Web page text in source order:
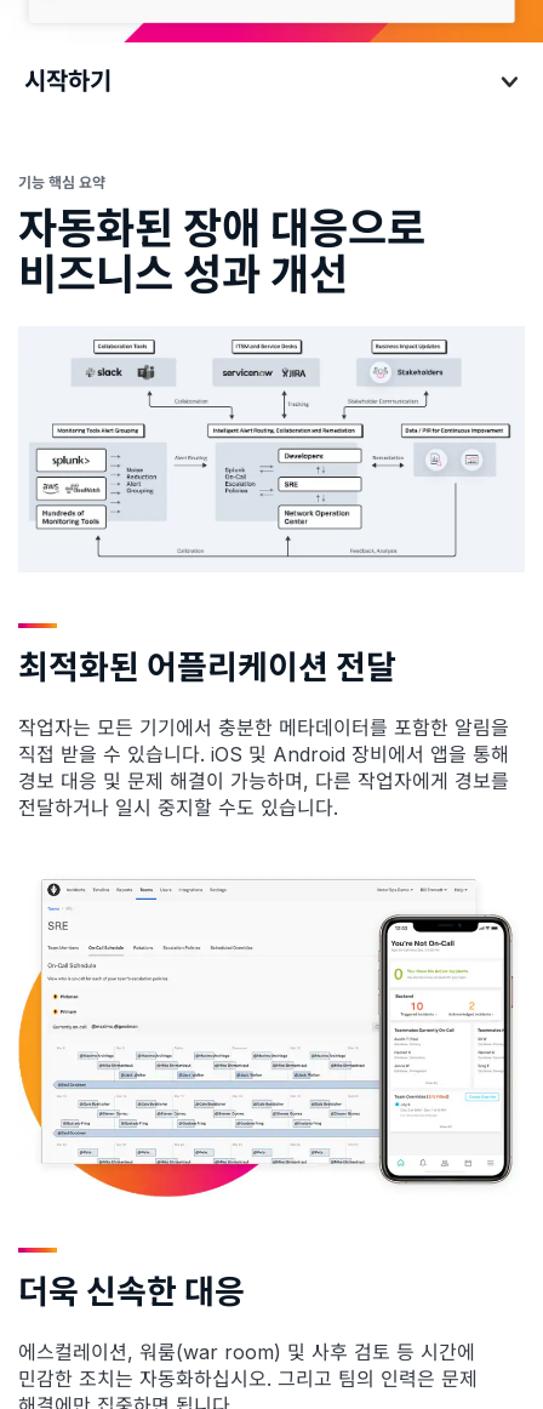
시작하기
기능 핵심 요약
자동화된 장애 대응으로
비즈니스 성과 개선
최적화된 어플리케이션 전달
작업자는 모든 기기에서 충분한 메타데이터를 포함한 알림을
직접 받을 수 있습니다. iOS 및 Android 장비에서 앱을 통해
경보 대응 및 문제 해결이 가능하며, 다른 작업자에게 경보를
전달하거나 일시 중지할 수도 있습니다.
더욱 신속한 대응
에스컬레이션, 워룸(war room) 및 사후 검토 등 시간에
민감한 조치는 자동화하십시오. 그리고 팀의 인력은 문제